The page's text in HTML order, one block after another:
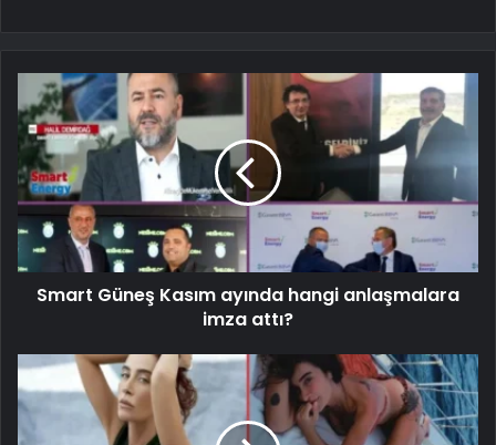
Smart Güneş Kasım ayında hangi anlaşmalara
imza attı?